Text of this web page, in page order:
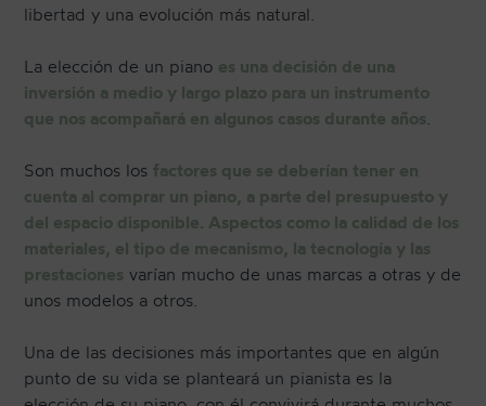
libertad y una evolución más natural.
La elección de un piano es una decisión de una
inversión a medio y largo plazo para un instrumento
que nos acompañará en algunos casos durante años
Son muchos los factores que se deberían tener en
cuenta al comprar un piano, a parte del presupuesto y
del espacio disponible. Aspectos como la calidad de los
materiales, el tipo de mecanismo, la tecnología y las
prestaciones varían mucho de unas marcas a otras y de
unos modelos a otros.
Una de las decisiones más importantes que en algún
punto de su vida se planteará un pianista es la